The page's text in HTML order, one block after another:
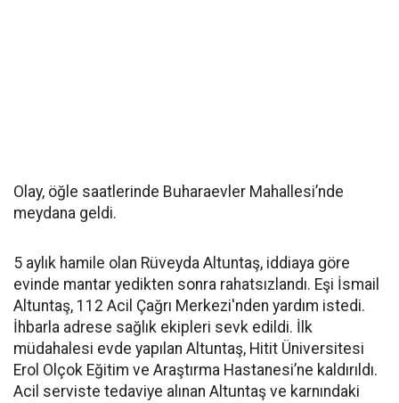
Olay, öğle saatlerinde Buharaevler Mahallesi’nde
meydana geldi.
5 aylık hamile olan Rüveyda Altuntaş, iddiaya göre
evinde mantar yedikten sonra rahatsızlandı. Eşi İsmail
Altuntaş, 112 Acil Çağrı Merkezi'nden yardım istedi.
İhbarla adrese sağlık ekipleri sevk edildi. İlk
müdahalesi evde yapılan Altuntaş, Hitit Üniversitesi
Erol Olçok Eğitim ve Araştırma Hastanesi’ne kaldırıldı.
Acil serviste tedaviye alınan Altuntaş ve karnındaki